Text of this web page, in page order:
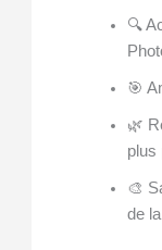
🔍
🎯
🌿
plus
🎨
de